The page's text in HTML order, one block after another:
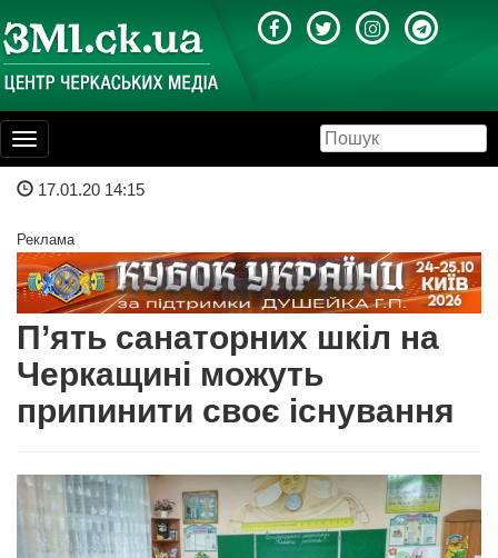
Toggle
navigation
17.01.20 14:15
Реклама
П’ять санаторних шкіл на
Черкащині можуть
припинити своє існування